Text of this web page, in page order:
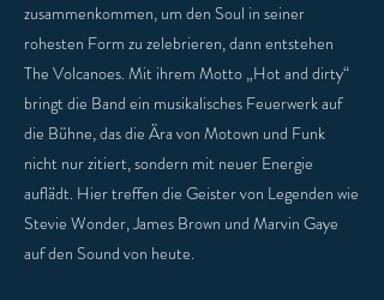
zusammenkommen, um den Soul in seiner
rohesten Form zu zelebrieren, dann entstehen
The Volcanoes. Mit ihrem Motto „Hot and dirty“
bringt die Band ein musikalisches Feuerwerk auf
die Bühne, das die Ära von Motown und Funk
nicht nur zitiert, sondern mit neuer Energie
auflädt. Hier treffen die Geister von Legenden wie
Stevie Wonder, James Brown und Marvin Gaye
auf den Sound von heute.